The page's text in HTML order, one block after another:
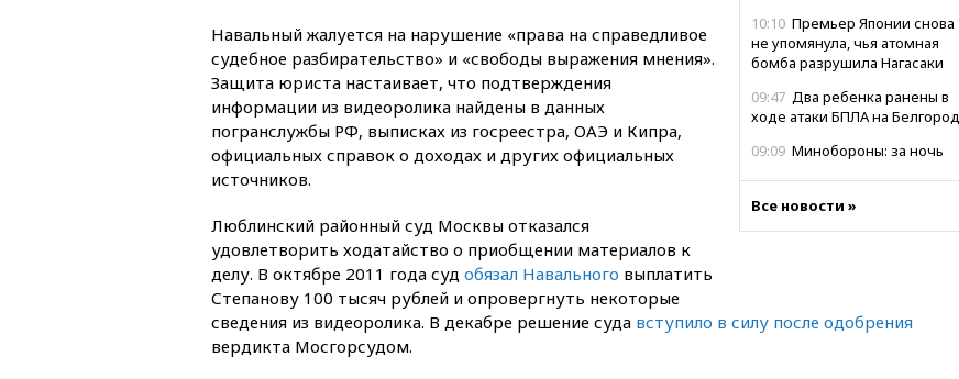
10:10 Премьер Японии снова
не упомянула, чья атомная
бомба разрушила Нагасаки
09:47 Два ребенка ранены в
ходе атаки БПЛА на Белгород
09:09 Минобороны: за ночь
08:50 Состояние здоровья
06:25У берегов Италии
Все новости »
Навальный жалуется на нарушение «права на справедливое
судебное разбирательство» и «свободы выражения мнения».
Защита юриста настаивает, что подтверждения
информации из видеоролика найдены в данных
погранслужбы РФ, выписках из госреестра, ОАЭ и Кипра,
официальных справок о доходах и других официальных
источников.
Люблинский районный суд Москвы отказался
удовлетворить ходатайство о приобщении материалов к
делу. В октябре 2011 года суд обязал Навального выплатить
Степанову 100 тысяч рублей и опровергнуть некоторые
сведения из видеоролика. В декабре решение суда вступило в силу после одобрения
вердикта Мосгорсудом.